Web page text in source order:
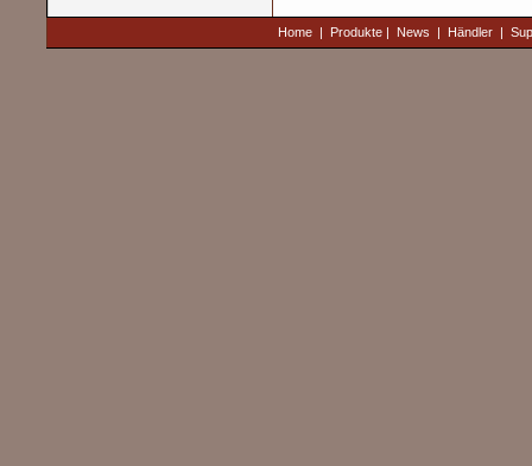
Home | Produkte | News | Händler |